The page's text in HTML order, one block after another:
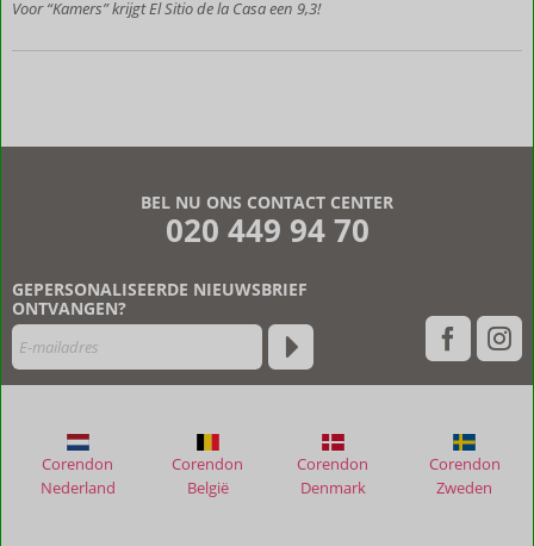
Oude
Voor “Kamers” krijgt El Sitio de la Casa een 9,3!
BEL NU ONS CONTACT CENTER
020 449 94 70
GEPERSONALISEERDE NIEUWSBRIEF
ONTVANGEN?
Corendon
Nederland
Corendon
België
Corendon
Denmark
Corendon
Zweden